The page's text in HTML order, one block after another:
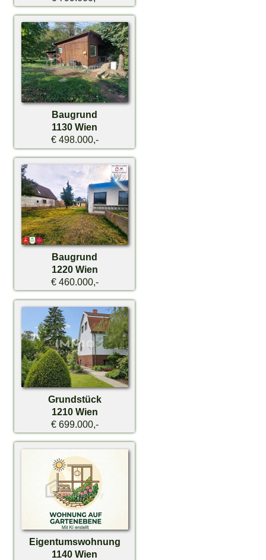
Baugrund
1130 Wien
€ 498.000,-
Baugrund
1220 Wien
€ 460.000,-
Grundstück
1210 Wien
€ 699.000,-
Eigentumswohnung
1140 Wien